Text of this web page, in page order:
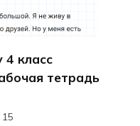
4 класс
тетрадь
15